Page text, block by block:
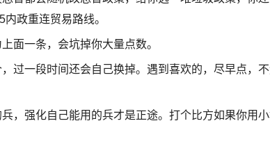
政重连贸易路线。
面一条，会坑掉你大量点数。
过一段时间还会自己换掉。遇到喜欢的，尽早点，
，强化自己能用的兵才是正途。打个比方如果你用